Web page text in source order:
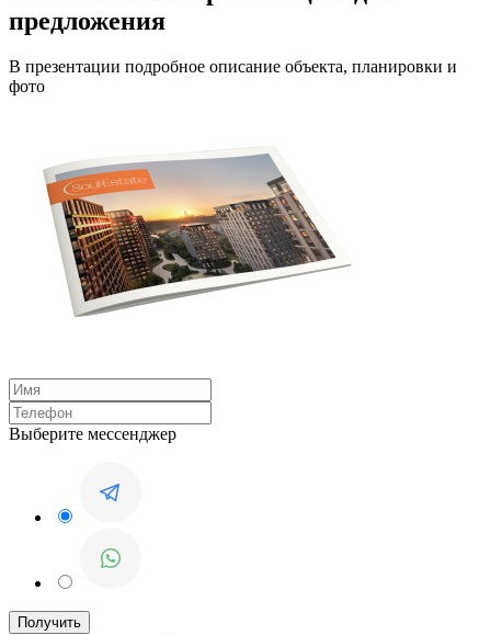
предложения
В презентации подробное описание объекта, планировки и
фото
Выберите мессенджер